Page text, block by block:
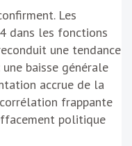
Les
dans les fonctions
une tendance
baisse générale
accrue de la
frappante
politique